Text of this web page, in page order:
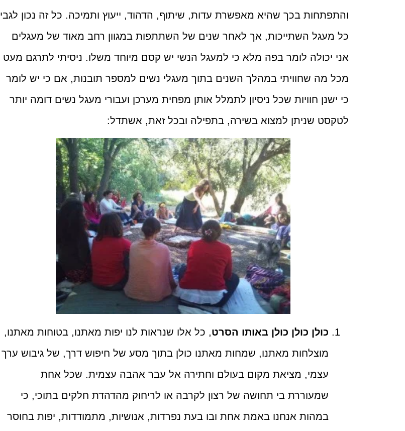
והתפתחות בכך שהיא מאפשרת עדות, שיתוף, הדהוד, ייעוץ ותמיכה. כל זה נכון לגבי
כל מעגל השתייכות, אך לאחר שנים של השתתפות במגוון רחב מאוד של מעגלים
אני יכולה לומר בפה מלא כי למעגל הנשי יש קסם מיוחד משלו. ניסיתי לתרגם מעט
מכל מה שחוויתי במהלך השנים בתוך מעגלי נשים למספר תובנות, אם כי יש לומר
כי ישנן חוויות שכל ניסיון לתמלל אותן מפחית מערכן ועבורי מעגל נשים דומה יותר
לטקסט שניתן למצוא בשירה, בתפילה ובכל זאת, אשתדל:
כולן כולן כולן באותו הסרט, כל אלו שנראות לנו יפות מאתנו, בטוחות מאתנו,
מוצלחות מאתנו, שמחות מאתנו כולן בתוך מסע של חיפוש דרך, של גיבוש ערך
עצמי, מציאת מקום בעולם וחתירה אל עבר אהבה עצמית. שכל אחת
שמעוררת בי תחושה של רצון לקרבה או לריחוק מהדהדת חלקים בתוכי, כי
במהות אנחנו באמת אחת ובו בעת נפרדות, אנושיות, מתמודדות, יפות בחוסר